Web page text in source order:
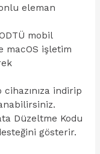
eleman
mobil
macOS işletim
cihazınıza indirip
Düzeltme Kodu
gösterir.